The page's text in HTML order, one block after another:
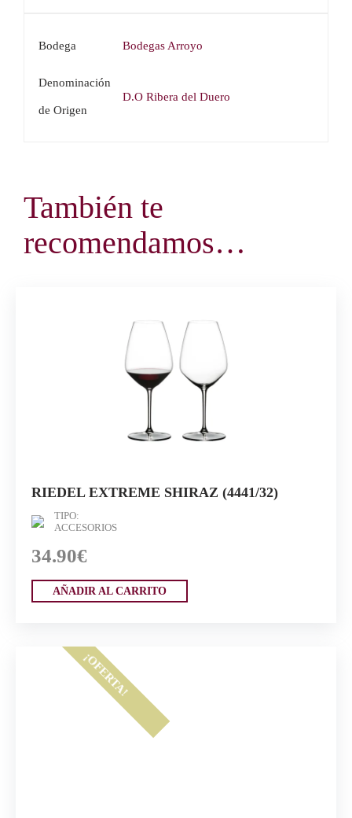
Bodega Bodegas Arroyo
Denominación
de Origen
D.O Ribera del Duero
También te
recomendamos…
RIEDEL EXTREME SHIRAZ (4441/32)
TIPO:
ACCESORIOS
34.90€
AÑADIR AL CARRITO
¡OFERTA!